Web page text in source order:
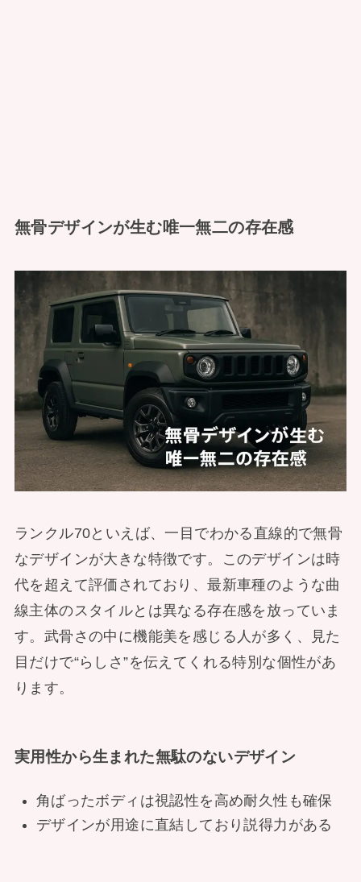
無骨デザインが生む唯一無二の存在感
ランクル70といえば、一目でわかる直線的で無骨
なデザインが大きな特徴です。このデザインは時
代を超えて評価されており、最新車種のような曲
線主体のスタイルとは異なる存在感を放っていま
す。武骨さの中に機能美を感じる人が多く、見た
目だけで“らしさ”を伝えてくれる特別な個性があ
ります。
実用性から生まれた無駄のないデザイン
角ばったボディは視認性を高め耐久性も確保
デザインが用途に直結しており説得力がある